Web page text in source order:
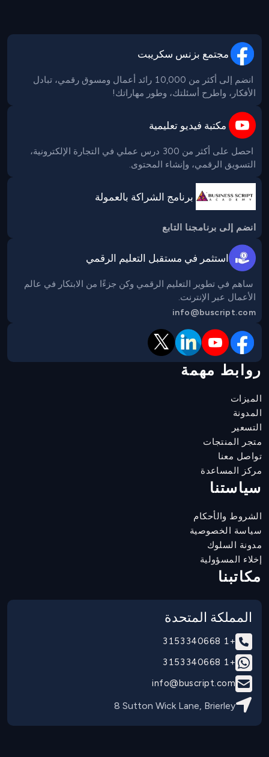
مجتمع بزنس سكريبت
انضم إلى أكثر من 10,000 رائد أعمال ومسوق رقمي، تبادل
الأفكار، واطرح أسئلتك، وطور مهاراتك!
مكتبة فيديو تعليمية
احصل على أكثر من 300 درس عملي في التجارة الإلكترونية،
التسويق الرقمي، وإنشاء المحتوى.
برنامج الشراكة بالعمولة
انضم إلى برنامجنا التابع
استثمر في مستقبل التعليم الرقمي
ساهم في تطوير التعليم الرقمي وكن جزءًا من الابتكار في عالم
الأعمال عبر الإنترنت.
info@buscript.com
روابط مهمة
الميزات
المدونة
التسعير
متجر المنتجات
تواصل معنا
مركز المساعدة
سياستنا
الشروط والأحكام
سياسة الخصوصية
مدونة السلوك
إخلاء المسؤولية
مكاتبنا
المملكة المتحدة
+1 3153340668
+1 3153340668
info@buscript.com